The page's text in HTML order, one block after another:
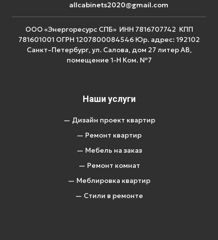
allcabinets2020@gmail.com
ООО «Энергоресурс СПБ» ИНН 7816707742 КПП
781601001 ОГРН 1207800084546 Юр. адрес: 192102
Санкт–Петербург, ул. Салова, дом 27 литер АВ,
помещение 1-Н Ком. №7
Наши услуги
— Дизайн проект квартир
— Ремонт квартир
— Мебель на заказ
— Ремонт комнат
— Меблировка квартир
— Стили в ремонте